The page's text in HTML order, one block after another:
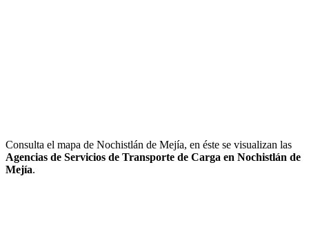
Consulta el mapa de Nochistlán de Mejía, en éste se visualizan las
Agencias de Servicios de Transporte de Carga en Nochistlán de
Mejía.